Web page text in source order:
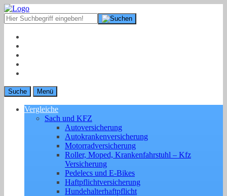
Suche Menü
Vergleiche
Sach und KFZ
Autoversicherung
Autokrankenversicherung
Motorradversicherung
Roller, Moped, Krankenfahrstuhl – Kfz
Versicherung
Pedelecs und E-Bikes
Haftpflichtversicherung
Hundehalterhaftpflicht